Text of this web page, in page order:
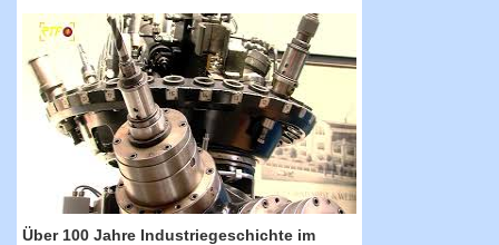
RTF.1-Nachrichten: Über 100 Jahre
Industriegeschichte im Industriemagazin
Über 100 Jahre Industriegeschichte im